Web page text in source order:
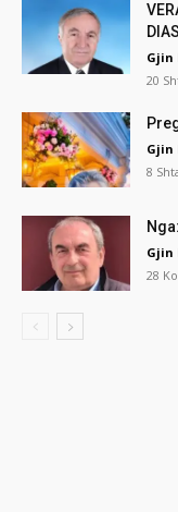
Gjin
20
Gjin
8
Gjin
28